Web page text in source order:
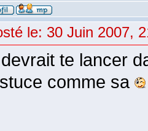
le: 30 Juin 2007,
te lancer
comme sa